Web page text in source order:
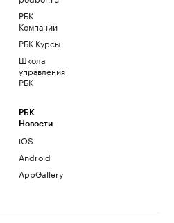
РБК
Компании
РБК Курсы
Школа
управления
РБК
РБК
Новости
iOS
Android
AppGallery